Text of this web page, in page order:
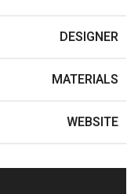
DESIGNER
MATERIALS
WEBSITE